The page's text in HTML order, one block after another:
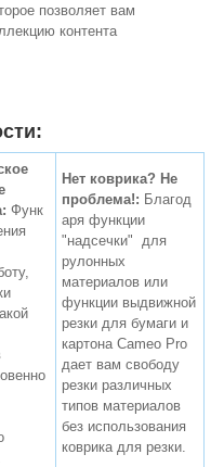
позволяет вам
контента
Функ
Нет коврика? Не
проблема!: Благод
аря функции
"надсечки" для
рулонных
материалов или
функции выдвижной
резки для бумаги и
картона Cameo Pro
дает вам свободу
резки различных
типов материалов
без использования
коврика для резки.